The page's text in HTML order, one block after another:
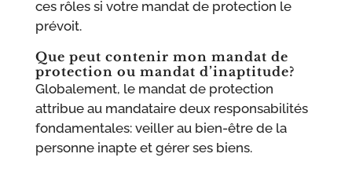
ces rôles si votre mandat de protection le
prévoit.
Que peut contenir mon mandat de
protection ou mandat d’inaptitude?
Globalement, le mandat de protection
attribue au mandataire deux responsabilités
fondamentales: veiller au bien-être de la
personne inapte et gérer ses biens.